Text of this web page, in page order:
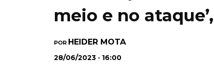
meio e no
POR HEIDER MOTA
28/06/2023 · 16:00